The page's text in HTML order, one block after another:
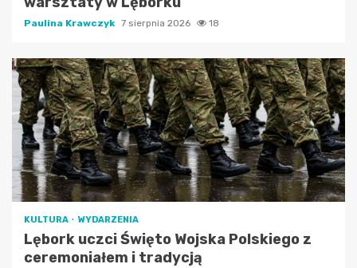
Paulina Krawczyk 7 sierpnia 2026 18
KULTURA WYDARZENIA
Lębork uczci Święto Wojska Polskiego z
ceremoniałem i tradycją